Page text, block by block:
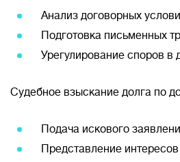
Анализ договорных
Подготовка письменных
Урегулирование споров в
Судебное взыскание долга по
Подача искового
Представление